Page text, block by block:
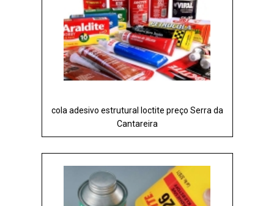
cola adesivo estrutural loctite preço Serra da
Cantareira